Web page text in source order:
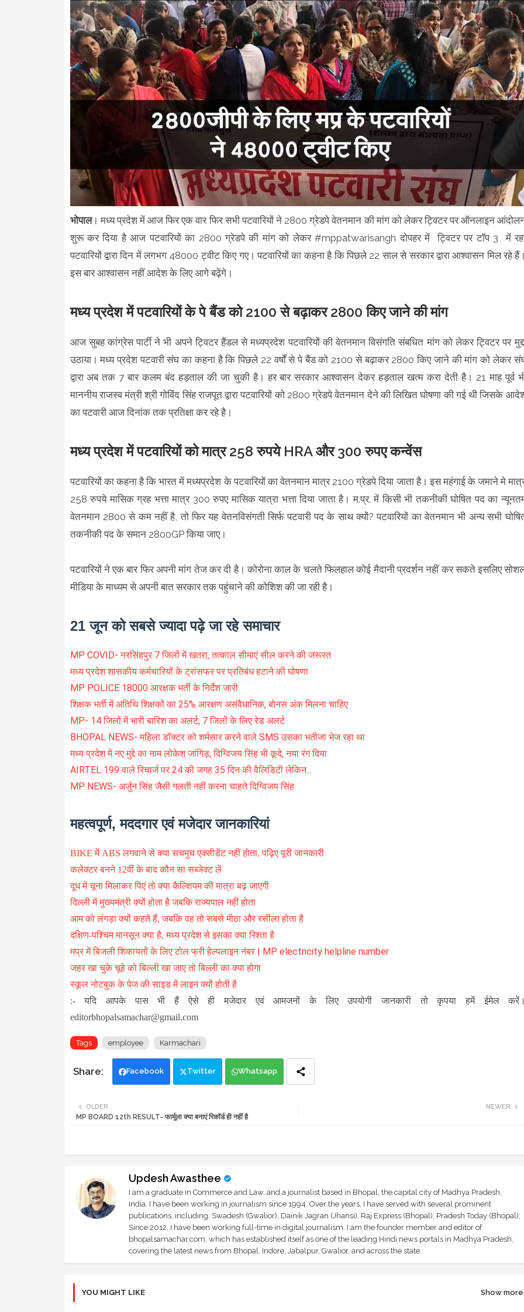
भोपाल। मध्य प्रदेश में आज फिर एक वार फिर सभी पटवारियों ने 2800 ग्रेडपे वेतनमान की मांग को लेकर ट्विटर पर ऑनलाइन
शुरू कर दिया है आज पटवारियों का 2800 ग्रेडपे की मांग को लेकर #mppatwarisangh दोपहर में ट्विटर पर टॉप 3 में
पटवारियों द्वारा दिन में लगभग 48000 ट्वीट किए गए। पटवारियों का कहना है कि पिछले 22 साल से सरकार द्वारा आश्वासन मिल रहे
इस बार आश्वासन नहीं आदेश के लिए आगे बढ़ेंगे।
मध्य प्रदेश में पटवारियों के पे बैंड को 2100 से बढ़ाकर 2800 किए जाने की मांग
आज सुबह कांग्रेस पार्टी ने भी अपने ट्विटर हैंडल से मध्यप्रदेश पटवारियों की वेतनमान विसंगति संबधित मांग को लेकर ट्विटर पर
उठाया। मध्य प्रदेश पटवारी संघ का कहना है कि पिछले 22 वर्षों से पे बैंड को 2100 से बढ़ाकर 2800 किए जाने की मांग को लेकर
द्वारा अब तक 7 बार कलम बंद हड़ताल की जा चुकी है। हर बार सरकार आश्वासन देकर हड़ताल खत्म करा देती है। 21 माह पूर्व
माननीय राजस्व मंत्री श्री गोविंद सिंह राजपूत द्वारा पटवारियों को 2800 ग्रेडपे वेतनमान देने की लिखित घोषणा की गई थी जिसके
का पटवारी आज दिनांक तक प्रतिक्षा कर रहे है।
मध्य प्रदेश में पटवारियों को मात्र 258 रुपये HRA और 300 रुपए कन्वेंस
पटवारियों का कहना है कि भारत में मध्यप्रदेश के पटवारियों का वेतनमान मात्र 2100 ग्रेडपे दिया जाता है। इस महंगाई के जमाने मे
258 रुपये मासिक ग्रह भत्ता मात्र 300 रुपए मासिक यात्रा भत्ता दिया जाता है। म.प्र. में किसी भी तकनीकी घोषित पद का
वेतनमान 2800 से कम नहीं है, तो फिर यह वेतनविसंगती सिर्फ पटवारी पद के साथ क्यों? पटवारियों का वेतनमान भी अन्य सभी
तकनीकी पद के समान 2800GP किया जाए।
पटवारियों ने एक बार फिर अपनी मांग तेज कर दी है। कोरोना काल के चलते फिलहाल कोई मैदानी प्रदर्शन नहीं कर सकते इसलिए
मीडिया के माध्यम से अपनी बात सरकार तक पहुंचाने की कोशिश की जा रही है।
21 जून को सबसे ज्यादा पढ़े जा रहे समाचार
MP COVID- नरसिंहपुर 7 जिलों में खतरा, तत्काल सीमाएं सील करने की जरूरत
मध्य प्रदेश शासकीय कर्मचारियों के ट्रांसफर पर प्रतिबंध हटाने की घोषणा
MP POLICE 18000 आरक्षक भर्ती के निर्देश जारी
शिक्षक भर्ती में अतिथि शिक्षकों का 25% आरक्षण असंवैधानिक, बोनस अंक मिलना चाहिए
MP- 14 जिलों में भारी बारिश का अलर्ट, 7 जिलों के लिए रेड अलर्ट
BHOPAL NEWS- महिला डॉक्टर को शर्मसार करने वाले SMS उसका भतीजा भेज रहा था
मध्य प्रदेश में नए मुद्दे का नाम लोकेश जांगिड़, दिग्विजय सिंह भी कूदे, नया रंग दिया
AIRTEL 199 वाले रिचार्ज पर 24 की जगह 35 दिन की वैलिडिटी लेकिन...
MP NEWS- अर्जुन सिंह जैसी गलती नहीं करना चाहते दिग्विजय सिंह
महत्वपूर्ण, मददगार एवं मजेदार जानकारियां
BIKE में ABS लगवाने से क्या सचमुच एक्सीडेंट नहीं होता, पढ़िए पूरी जानकारी
कलेक्टर बनने 12वीं के बाद कौन सा सब्जेक्ट लें
दूध में चूना मिलाकर पिएं तो क्या कैल्शियम की मात्रा बढ़ जाएगी
दिल्ली में मुख्यमंत्री क्यों होता है जबकि राज्यपाल नहीं होता
आम को लंगड़ा क्यों कहते हैं, जबकि वह तो सबसे मीठा और रसीला होता है
दक्षिण-पश्चिम मानसून क्या है, मध्य प्रदेश से इसका क्या रिश्ता है
मप्र में बिजली शिकायतों के लिए टोल फ्री हेल्पलाइन नंबर | MP electricity helpline number
जहर खा चुके चूहे को बिल्ली खा जाए तो बिल्ली का क्या होगा
स्कूल नोटबुक के पेज की साइड में लाइन क्यों होती है
:- यदि आपके पास भी हैं ऐसे ही मजेदार एवं आमजनों के लिए उपयोगी जानकारी तो कृपया हमें ईमेल
editorbhopalsamachar@gmail.com
Tags employee Karmachari
Facebook Twitter Whatsapp
NEWER
OLDER
MP BOARD 12th RESULT- फार्मूला क्या बनाएं रिकॉर्ड ही नहीं है
Updesh Awasthee
I am a graduate in Commerce and Law, and a journalist based in Bhopal, the capital city of Madhya Pradesh,
India. I have been working in journalism since 1994. Over the years, I have served with several prominent
publications, including: Swadesh (Gwalior), Dainik Jagran (Jhansi), Raj Express (Bhopal), Pradesh Today (Bhopal);
Since 2012, I have been working full-time in digital journalism. I am the founder member and editor of
bhopalsamachar.com, which has established itself as one of the leading Hindi news portals in Madhya Pradesh,
covering the latest news from Bhopal, Indore, Jabalpur, Gwalior, and across the state.
YOU MIGHT LIKE Show more